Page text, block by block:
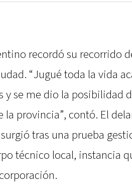
recordó su recorrido
“Jugué toda la vida
y se me dio la posibilidad
provincia”, contó. El
tras una prueba
técnico local, instancia